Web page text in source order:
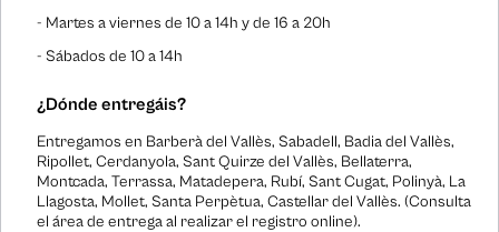
- Martes a viernes de 10 a 14h y de 16 a 20h
- Sábados de 10 a 14h
¿Dónde entregáis?
Entregamos en Barberà del Vallès, Sabadell, Badia del Vallès,
Ripollet, Cerdanyola, Sant Quirze del Vallès, Bellaterra,
Montcada, Terrassa, Matadepera, Rubí, Sant Cugat, Polinyà, La
Llagosta, Mollet, Santa Perpètua, Castellar del Vallès. (Consulta
el área de entrega al realizar el registro online).